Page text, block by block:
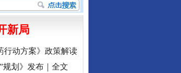
新局
行动方案》政策解读
规划》发布｜全文